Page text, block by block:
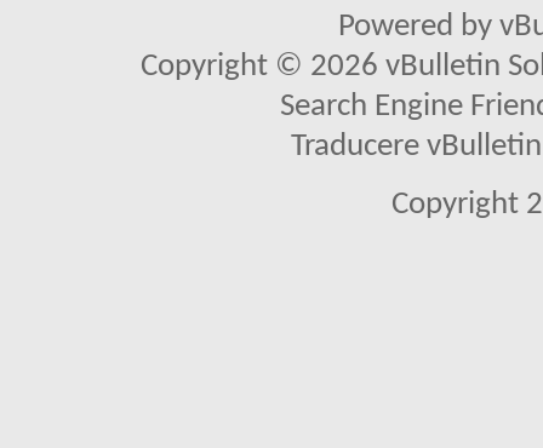
Powered by
Copyright © 2026 vBulletin
Search Engine
Traducere
Copyright